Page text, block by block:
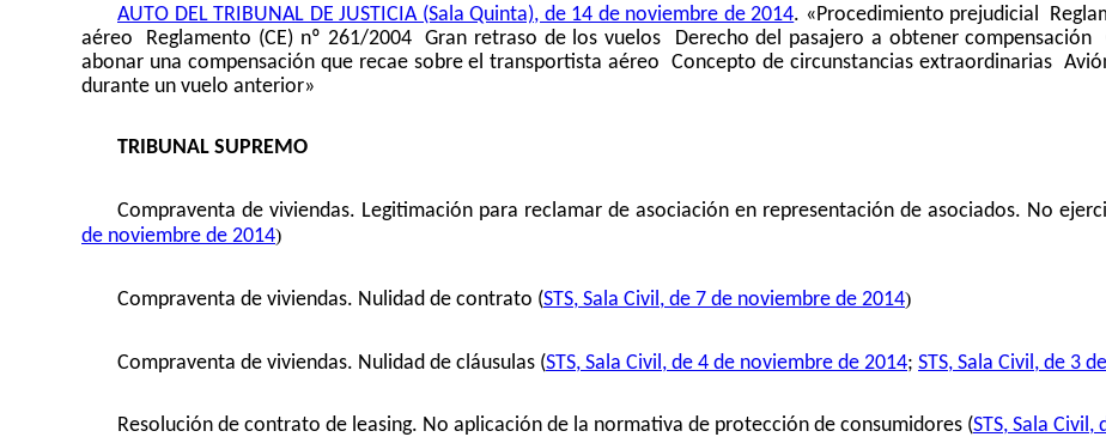
AUTO DEL TRIBUNAL DE JUSTICIA (Sala Quinta), de 14 de noviembre de 2014. «Procedimiento prejudicial 
aéreo  Reglamento (CE) nº 261/2004  Gran retraso de los vuelos  Derecho del pasajero a obtener
abonar una compensación que recae sobre el transportista aéreo  Concepto de circunstancias extraordinarias 
durante un vuelo anterior»
TRIBUNAL SUPREMO
Compraventa de viviendas. Legitimación para reclamar de asociación en representación de asociados. No
de noviembre de 2014)
Compraventa de viviendas. Nulidad de contrato (STS, Sala Civil, de 7 de noviembre de 2014)
Compraventa de viviendas. Nulidad de cláusulas (STS, Sala Civil, de 4 de noviembre de 2014; STS, Sala Civil, de 3
Resolución de contrato de leasing. No aplicación de la normativa de protección de consumidores (STS, Sala